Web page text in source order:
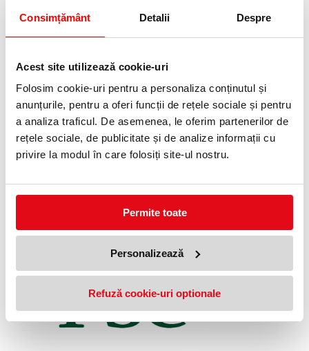
Consimțământ Detalii Despre
Acest site utilizează cookie-uri
Folosim cookie-uri pentru a personaliza conținutul și
anunțurile, pentru a oferi funcții de rețele sociale și pentru
a analiza traficul. De asemenea, le oferim partenerilor de
rețele sociale, de publicitate și de analize informații cu
privire la modul în care folosiți site-ul nostru.
Permite toate
Personalizează
Refuză cookie-uri optionale
mici.
Dispune de
un buzunar
din spate
Pentru ca ne
inconjurator,
caietele au